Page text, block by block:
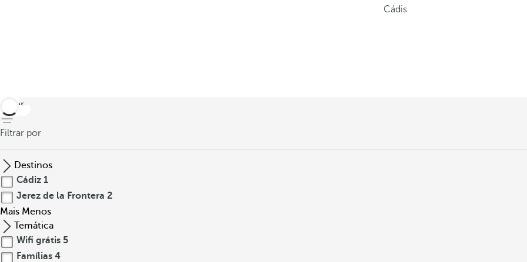
Cádis
voltar
Filtrar por
Destinos
Cádiz 1
Jerez de la Frontera 2
Mais Menos
Temática
Wifi grátis 5
Famílias 4